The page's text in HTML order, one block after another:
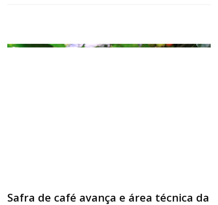
Safra de café avança e área técnica da